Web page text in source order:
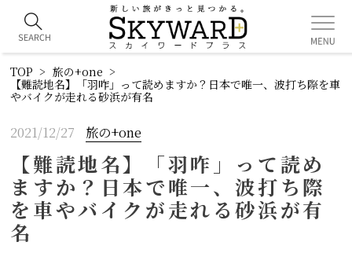
TOP
旅の+one
【難読地名】「羽咋」って読めますか？日本で唯一、波打ち際を車
やバイクが走れる砂浜が有名
2021/12/27 旅の+one
【難読地名】「羽咋」って読め
ますか？日本で唯一、波打ち際
を車やバイクが走れる砂浜が有
名